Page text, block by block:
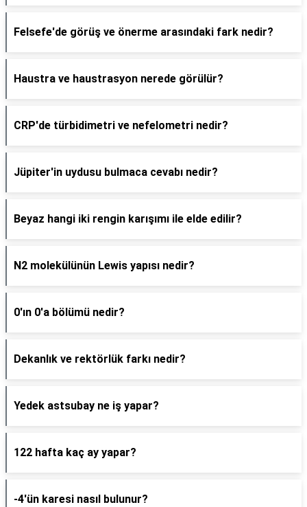
Felsefe'de görüş ve önerme arasındaki fark nedir?
Haustra ve haustrasyon nerede görülür?
CRP'de türbidimetri ve nefelometri nedir?
Jüpiter'in uydusu bulmaca cevabı nedir?
Beyaz hangi iki rengin karışımı ile elde edilir?
N2 molekülünün Lewis yapısı nedir?
0'ın 0'a bölümü nedir?
Dekanlık ve rektörlük farkı nedir?
Yedek astsubay ne iş yapar?
122 hafta kaç ay yapar?
-4'ün karesi nasıl bulunur?